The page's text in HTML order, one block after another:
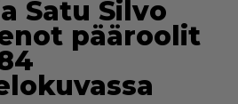
Satu Silvo
pääroolit